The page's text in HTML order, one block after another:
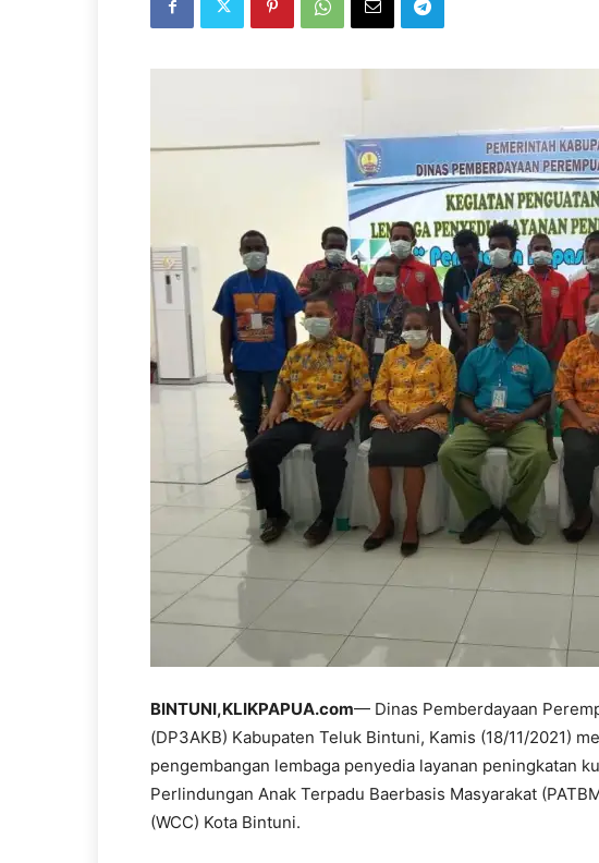
BINTUNI,KLIKPAPUA.com— Dinas Pemberdayaan
(DP3AKB) Kabupaten Teluk Bintuni, Kamis (18/11/2021)
pengembangan lembaga penyedia layanan peningkatan
Perlindungan Anak Terpadu Baerbasis Masyarakat
(WCC) Kota Bintuni.